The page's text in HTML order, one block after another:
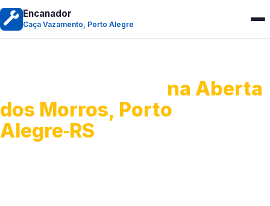
Encanador
Caça Vazamento, Porto Alegre
na Aberta
dos Morros, Porto
Alegre‑RS